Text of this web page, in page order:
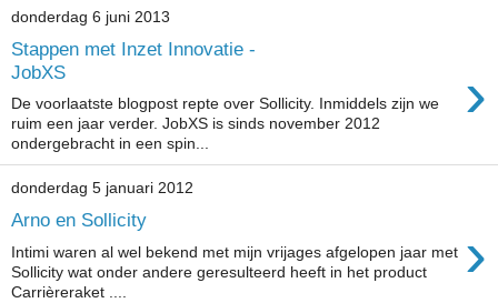
donderdag 6 juni 2013
Stappen met Inzet Innovatie -
JobXS
›
De voorlaatste blogpost repte over Sollicity. Inmiddels zijn we
ruim een jaar verder. JobXS is sinds november 2012
ondergebracht in een spin...
donderdag 5 januari 2012
Arno en Sollicity ›
Intimi waren al wel bekend met mijn vrijages afgelopen jaar met
Sollicity wat onder andere geresulteerd heeft in het product
Carrièreraket ....